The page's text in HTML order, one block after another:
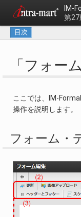
IM-
第27
目次
「フォー
ここでは、IM-
操作を説明します。
フォーム・